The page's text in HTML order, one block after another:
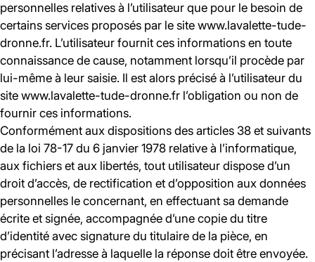
personnelles relatives à l’utilisateur que pour le besoin de
certains services proposés par le site www.lavalette-tude-
dronne.fr. L’utilisateur fournit ces informations en toute
connaissance de cause, notamment lorsqu’il procède par
lui-même à leur saisie. Il est alors précisé à l’utilisateur du
site www.lavalette-tude-dronne.fr l’obligation ou non de
fournir ces informations.
Conformément aux dispositions des articles 38 et suivants
de la loi 78-17 du 6 janvier 1978 relative à l’informatique,
aux fichiers et aux libertés, tout utilisateur dispose d’un
droit d’accès, de rectification et d’opposition aux données
personnelles le concernant, en effectuant sa demande
écrite et signée, accompagnée d’une copie du titre
d’identité avec signature du titulaire de la pièce, en
précisant l’adresse à laquelle la réponse doit être envoyée.